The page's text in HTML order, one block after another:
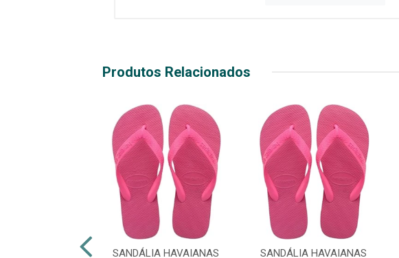
Produtos Relacionados
SANDÁLIA HAVAIANAS
SANDÁLIA HAVAIANAS